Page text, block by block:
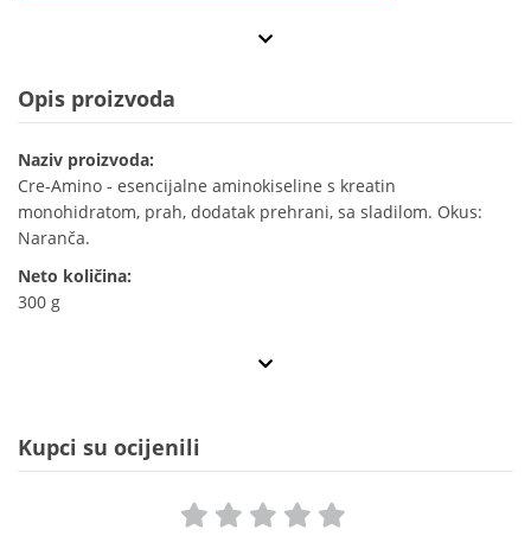
Opis proizvoda
Naziv proizvoda:
Cre-Amino - esencijalne aminokiseline s kreatin
monohidratom, prah, dodatak prehrani, sa sladilom. Okus:
Naranča.
Neto količina:
300 g
Kupci su ocijenili